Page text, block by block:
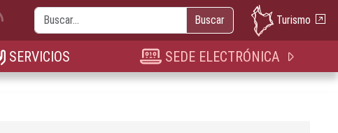
nueva pestaña
en nueva pestaña
abre en nueva pestaña
Buscar Buscar Turismo
SERVICIOS SEDE ELECTRÓNICA